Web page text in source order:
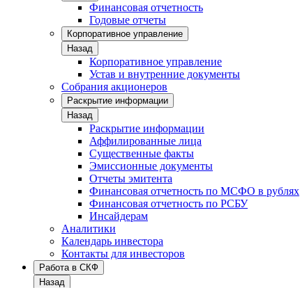
Финансовая отчетность
Годовые отчеты
Корпоративное управление
Назад
Корпоративное управление
Устав и внутренние документы
Собрания акционеров
Раскрытие информации
Назад
Раскрытие информации
Аффилированные лица
Существенные факты
Эмиссионные документы
Отчеты эмитента
Финансовая отчетность по МСФО в рублях
Финансовая отчетность по РСБУ
Инсайдерам
Аналитики
Календарь инвестора
Контакты для инвесторов
Работа в СКФ
Назад